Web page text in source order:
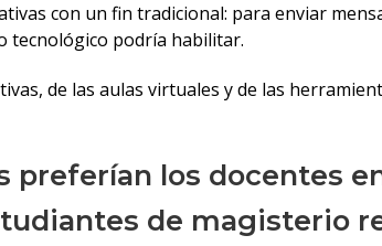
con un fin tradicional: para enviar
tecnológico podría habilitar.
de las aulas virtuales y de las
preferían los docentes
de magisterio